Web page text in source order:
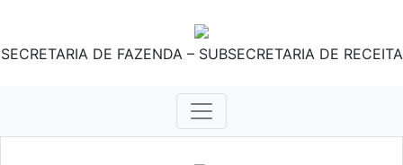
SECRETARIA DE FAZENDA – SUBSECRETARIA DE RECEITA